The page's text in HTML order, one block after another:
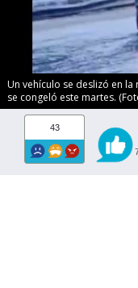
Un vehículo se deslizó en
se congeló este martes.
43